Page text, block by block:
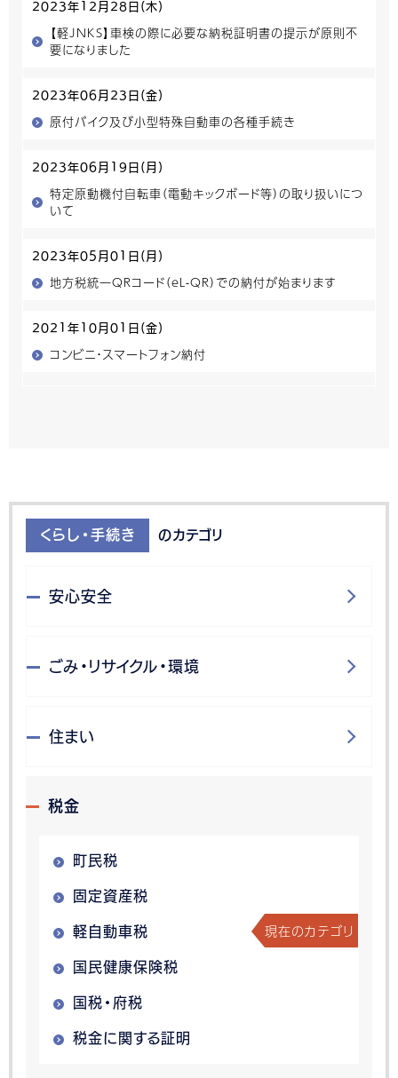
2023年12月28日(木)
【軽JNKS】車検の際に必要な納税証明書の提示が原則不
要になりました
2023年06月23日(金)
原付バイク及び小型特殊自動車の各種手続き
2023年06月19日(月)
特定原動機付自転車（電動キックボード等）の取り扱いにつ
いて
2023年05月01日(月)
地方税統一QRコード（eL-QR）での納付が始まります
2021年10月01日(金)
コンビニ・スマートフォン納付
くらし・手続き のカテゴリ
安心安全
ごみ・リサイクル・環境
住まい
税金
町民税
固定資産税
軽自動車税 現在のカテゴリ
国民健康保険税
国税・府税
税金に関する証明